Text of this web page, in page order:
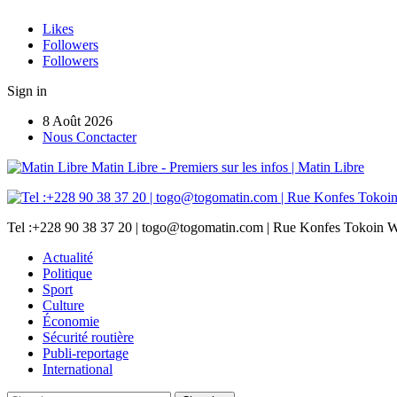
Likes
Followers
Followers
Sign in
8 Août 2026
Nous Conctacter
Matin Libre - Premiers sur les infos | Matin Libre
Tel :+228 90 38 37 20 | togo@togomatin.com | Rue Konfes Tokoin
Actualité
Politique
Sport
Culture
Économie
Sécurité routière
Publi-reportage
International